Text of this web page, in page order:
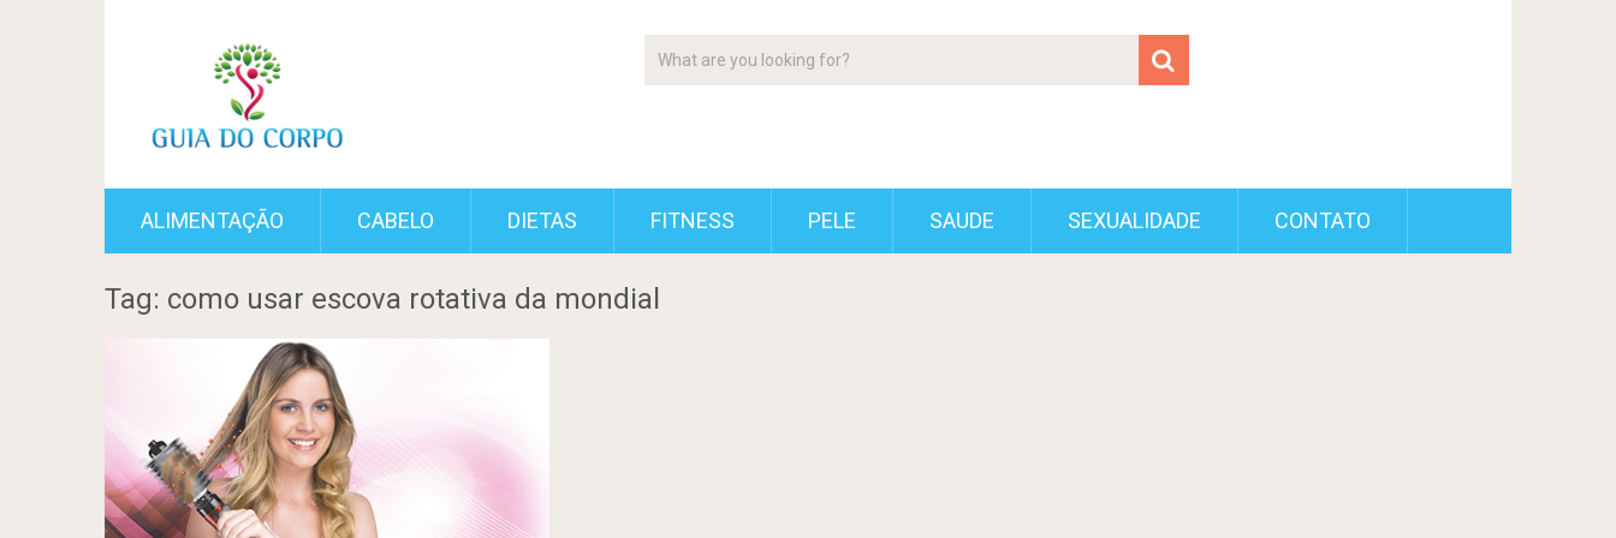
ALIMENTAÇÃO CABELO DIETAS FITNESS PELE SAUDE SEXUALIDADE CONTATO
Tag: como usar escova rotativa da mondial